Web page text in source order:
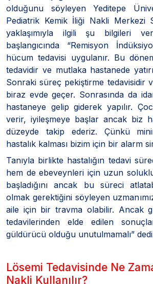
olduğunu söyleyen Yeditepe
Pediatrik Kemik İliği Nakli Merkezi
yaklaşımıyla ilgili şu bilgileri
başlangıcında “Remisyon
hücum tedavisi uygulanır. Bu
tedavidir ve mutlaka hastanede
Sonraki süreç pekiştirme tedavisidir
biraz evde geçer. Sonrasında da
hastaneye gelip giderek yapılır.
verir, iyileşmeye başlar ancak biz
düzeyde takip ederiz. Çünkü
hastalık kalması bizim için bir alarm
Tanıyla birlikte hastalığın tedavi
hem de ebeveynleri için uzun
başladığını ancak bu süreci
olmak gerektiğini söyleyen
aile için bir travma olabilir. Ancak
tedavilerinden elde edilen
güldürücü olduğu unutulmamalı”
Lösemi Tedavisinde Ne
Nakli Kullanılır?